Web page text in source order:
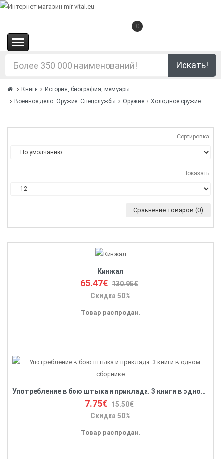
0
Искать!
Книги
История, биография, мемуары
Военное дело. Оружие. Спецслужбы
Оружие Холодное оружие
Сортировка:
Показать:
Сравнение товаров (0)
Кинжал
65.47€ 130.95€
Скидка 50%
Товар распродан.
Употребление в бою штыка и приклада. 3 книги в одном сборнике
7.75€ 15.50€
Скидка 50%
Товар распродан.